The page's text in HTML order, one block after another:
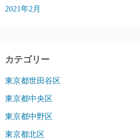
2021年2月
カテゴリー
東京都世田谷区
東京都中央区
東京都中野区
東京都北区